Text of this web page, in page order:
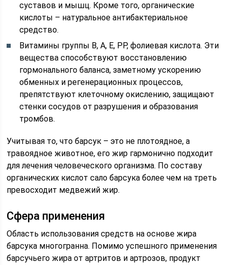
суставов и мышц. Кроме того, органические
кислоты – натуральное антибактериальное
средство.
Витамины группы В, А, Е, РР, фолиевая кислота. Эти
вещества способствуют восстановлению
гормонального баланса, заметному ускорению
обменных и регенерационных процессов,
препятствуют клеточному окислению, защищают
стенки сосудов от разрушения и образования
тромбов.
Учитывая то, что барсук – это не плотоядное, а
травоядное животное, его жир гармонично подходит
для лечения человеческого организма. По составу
органических кислот сало барсука более чем на треть
превосходит медвежий жир.
Сфера применения
Область использования средств на основе жира
барсука многогранна. Помимо успешного применения
барсучьего жира от артритов и артрозов, продукт